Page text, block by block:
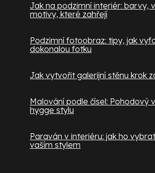
Jak na podzimní interiér: barvy,
motivy, které zahřejí
Podzimní fotoobraz: tipy, jak
dokonalou fotku
Jak vytvořit galerijní stěnu krok
Malování podle čísel: Pohodový
hygge stylu
Paraván v interiéru: jak ho
vaším stylem